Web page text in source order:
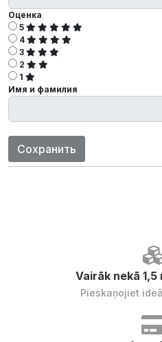
Оценка
5
4
3
2
1
Имя и фамилия
Сохранить
Vairāk nekā
Pieskaņojiet